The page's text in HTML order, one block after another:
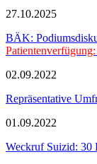
27.10.2025
BÄK:
02.09.2022
Repräsentative
01.09.2022
Weckruf Suizid: 30